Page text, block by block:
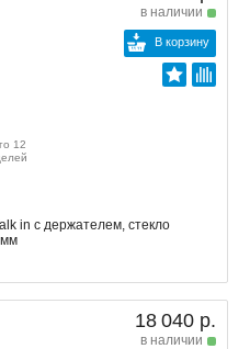
в наличии
В корзину
12
in с держателем, стекло
18 040 р.
в наличии